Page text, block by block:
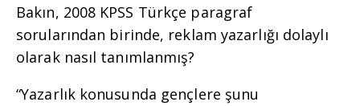
Bakın, 2008 KPSS Türkçe paragraf
sorularından birinde, reklam yazarlığı dolaylı
olarak nasıl tanımlanmış?
“Yazarlık konusunda gençlere şunu